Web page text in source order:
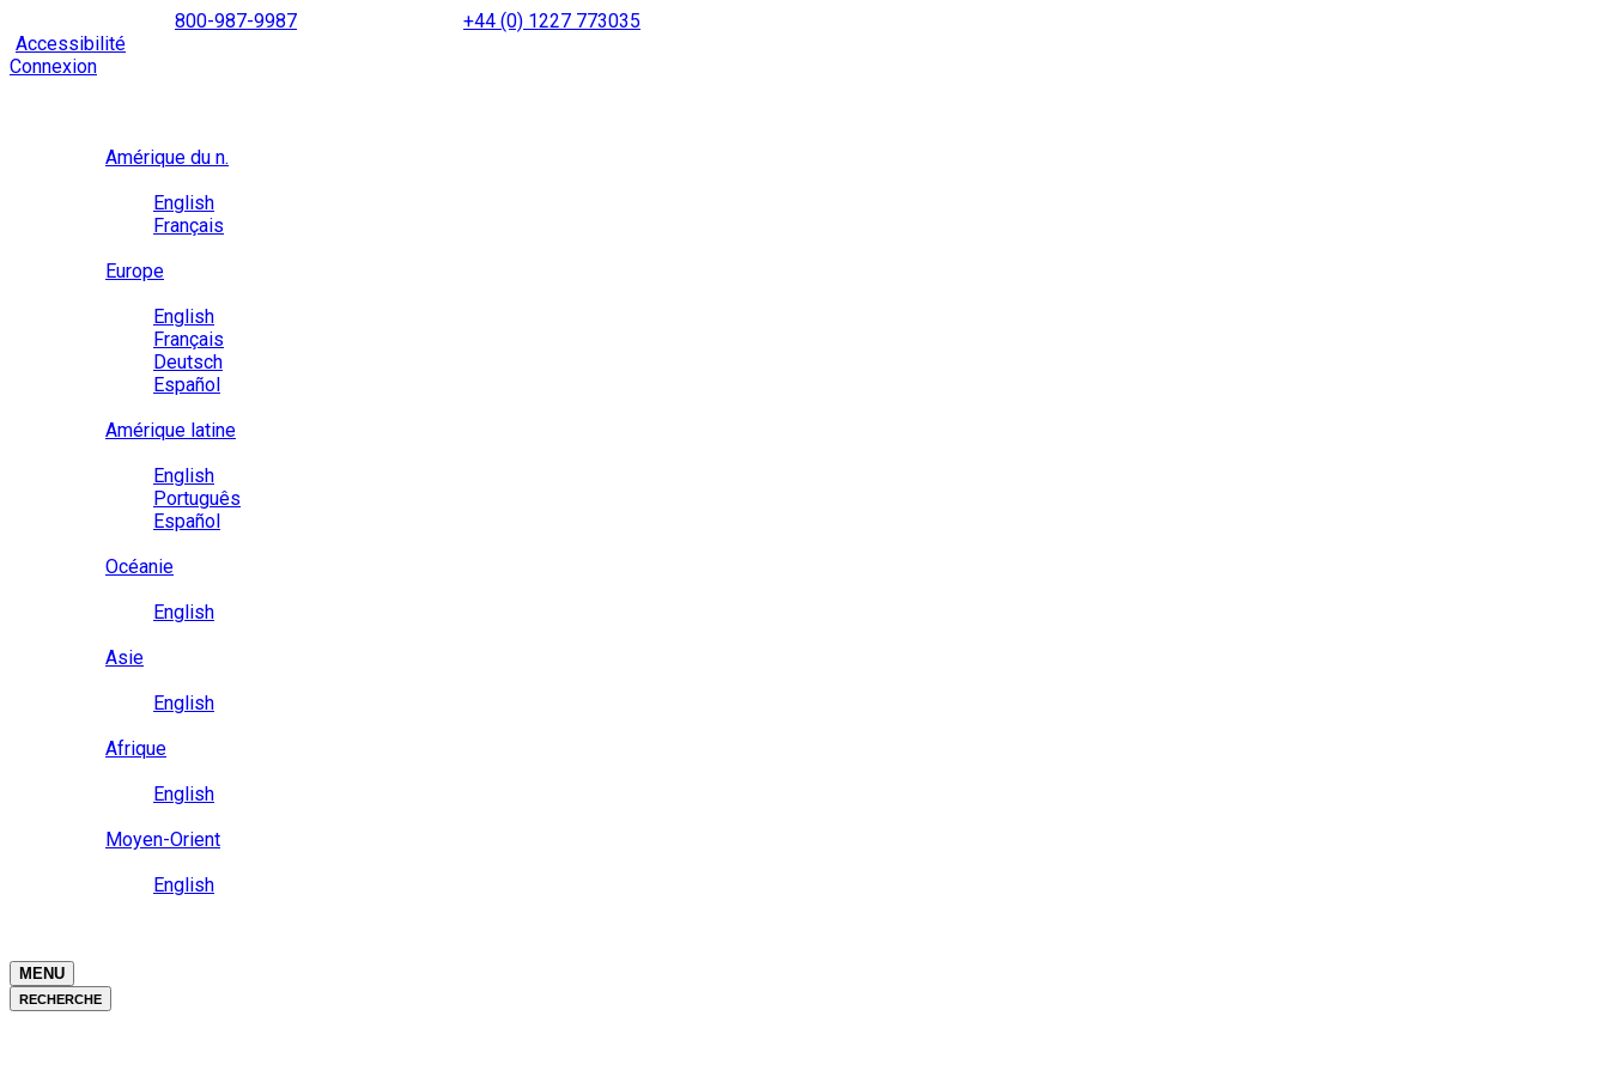
to
content
800-987-9987
+44 (0) 1227 773035
Accessibilité
Connexion
Amérique du n.
English
Français
Europe
English
Français
Deutsch
Español
Amérique latine
English
Português
Español
Océanie
English
Asie
English
Afrique
English
Moyen-Orient
English
MENU
RECHERCHE